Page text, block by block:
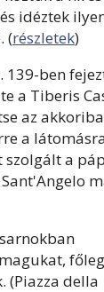
idéztek
(részletek)
139-ben
a Tiberis
az
a
szolgált a
(Piazza della